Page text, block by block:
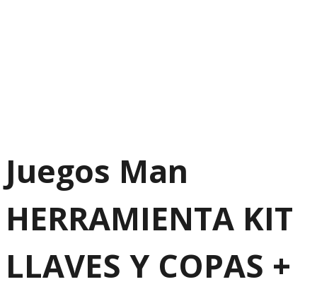
Juegos Man
HERRAMIENTA KIT
LLAVES Y COPAS +